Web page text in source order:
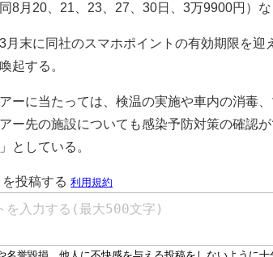
8月20、21、23、27、30日、3万9900円）な
末に同社のスマホポイントの有効期限を迎
起する。
ーに当たっては、検温の実施や車内の消毒
ー先の施設についても感染予防対策の確認
としている。